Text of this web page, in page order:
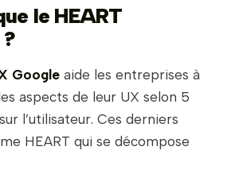
le HEART
Google aide les entreprises à
aspects de leur UX selon 5
l’utilisateur. Ces derniers
HEART qui se décompose